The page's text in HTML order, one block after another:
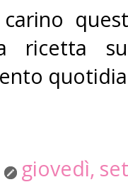
ricetta
giovedì,